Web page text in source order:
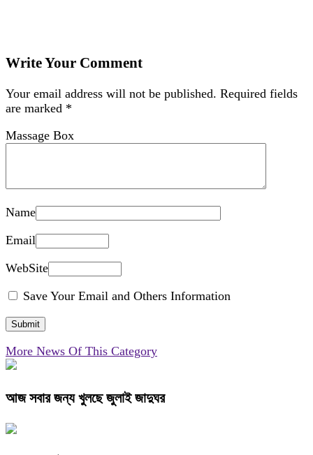
Write Your Comment
Your email address will not be published. Required fields
are marked *
Massage Box
Name
Email
WebSite
Save Your Email and Others Information
More News Of This Category
আজ সবার জন্য খুলছে জুলাই জাদুঘর